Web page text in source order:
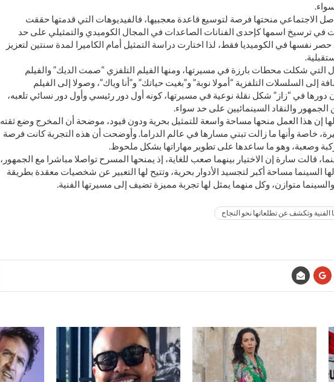
الاجتماعي منحتها فرصة لتوسيع قاعدة معجبيها، فالفيديوهات التي قدمتها حققت
في ترسيخ اسمها كإحدى الفنانات الصاعدات في المجال الكوميدي والتمثيلي على حد
نفسها في الكوميديا فقط، لذا اختارت دراسة التمثيل أمام الكاميرا لمدة سنتين لتعزيز
التي شكلت محطات بارزة في مسيرتها، ومنها الفيلم التلفزي “صمت الديك” والفيلم
إلى السلسلات التلفزية “أمولا نوبة” و”بغيت حياتك” و”أنا وياك”، وصولا إلى الفيلم
دورها في “زاز” شكل نقلة نوعية في مسيرتها، كونه أول دور رئيسي وأول دور نسائي تلعبه،
والنقاد السينمائيين على حد سواء.
إن هذا العمل منحها مساحة واسعة للتمثيل بحرية ودون قيود، موضحة أن المخرج وضع ثقته
خاصة وأنها ما زالت تبني مسارها في عالم الدراما. وأوضحت أن هذه التجربة كانت فرصة
وصعبة، وهو ما ساعدها على تطوير مهاراتها بشكل ملحوظ.
قالت سارة إن الاختيار بينهما صعب للغاية، إذ يمنحها المسرح تواصلا مباشرا مع الجمهور،
لها السينما مساحة أكبر لتجسيد الأدوار بحرية، وتتيح لها التعبير عن شخصيات معقدة بطريقة
متوازن، وكل منهما يمثل لها تجربة مميزة تضيف إلى مسيرتها الفنية.
وتكشف عن تطلعاتها نحو النجاح